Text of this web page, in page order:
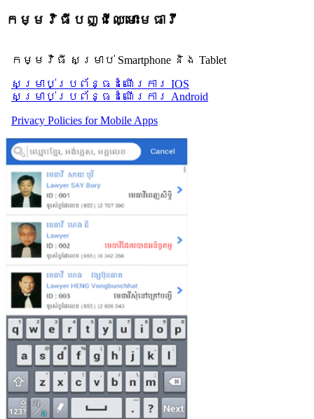
កម្មវិធីបញ្ជីឈ្មោះមេធាវី
កម្មវិធី សម្រាប់ Smartphone និង Tablet
សម្រាប់​ប្រព័ន្ធដំណើរការ IOS
សម្រាប់​ប្រព័ន្ធដំណើរការ Android
Privacy Policies for Mobile Apps